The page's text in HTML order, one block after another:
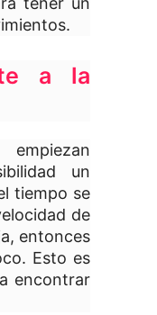
a la
un
tiempo se
de
entonces
Esto es
encontrar